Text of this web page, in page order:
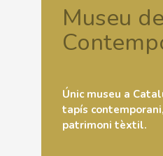
Museu
Únic museu a
tapís
patrimoni tèxtil.